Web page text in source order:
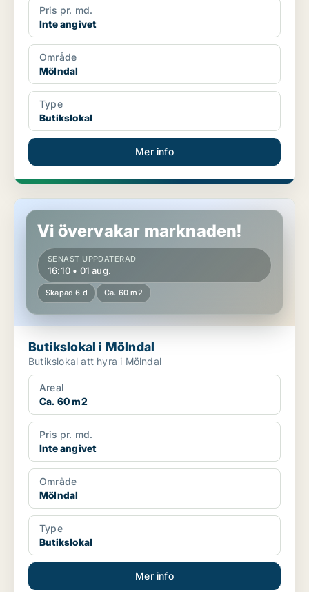
Pris pr. md.
Inte angivet
Område
Mölndal
Type
Butikslokal
Mer info
Butikslokal i Mölndal
Vi övervakar marknaden!
SENAST UPPDATERAD
16:10 • 01 aug.
Skapad 6 d Ca. 60 m2
Butikslokal i Mölndal
Butikslokal att hyra i Mölndal
Areal
Ca. 60 m2
Pris pr. md.
Inte angivet
Område
Mölndal
Type
Butikslokal
Mer info